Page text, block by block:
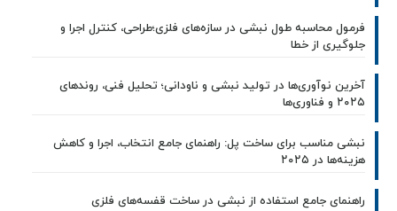
فرمول محاسبه طول نبشی در سازه‌های فلزی؛طراحی، کنترل اجرا و
جلوگیری از خطا
آخرین نوآوری‌ها در تولید نبشی و ناودانی؛ تحلیل فنی، روندهای
۲۰۲۵ و فناوری‌ها
نبشی مناسب برای ساخت پل: راهنمای جامع انتخاب، اجرا و کاهش
هزینه‌ها در ۲۰۲۵
راهنمای جامع استفاده از نبشی در ساخت قفسه‌های فلزی